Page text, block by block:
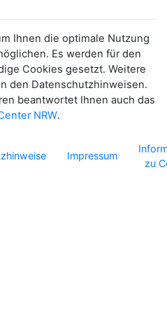
Ihnen die optimale Nutzung
Es werden für den
Cookies gesetzt. Weitere
den Datenschutzhinweisen.
beantwortet Ihnen auch das
NRW.
Impressum
zu